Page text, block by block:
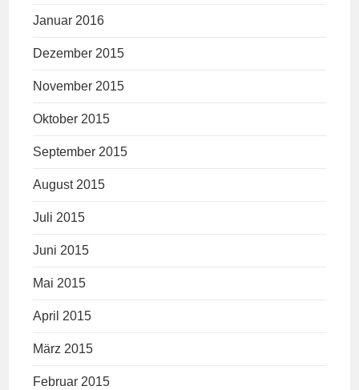
Januar 2016
Dezember 2015
November 2015
Oktober 2015
September 2015
August 2015
Juli 2015
Juni 2015
Mai 2015
April 2015
März 2015
Februar 2015